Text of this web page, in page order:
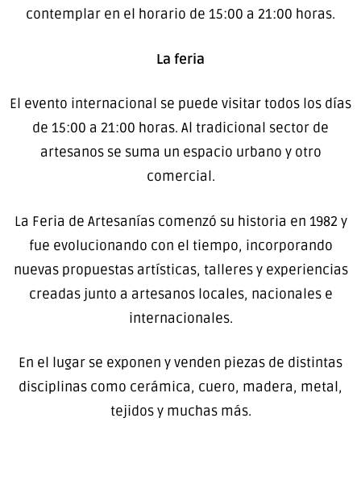
contemplar en el horario de 15:00 a 21:00 horas.
La feria
El evento internacional se puede visitar todos los días
de 15:00 a 21:00 horas. Al tradicional sector de
artesanos se suma un espacio urbano y otro
comercial.
La Feria de Artesanías comenzó su historia en 1982 y
fue evolucionando con el tiempo, incorporando
nuevas propuestas artísticas, talleres y experiencias
creadas junto a artesanos locales, nacionales e
internacionales.
En el lugar se exponen y venden piezas de distintas
disciplinas como cerámica, cuero, madera, metal,
tejidos y muchas más.